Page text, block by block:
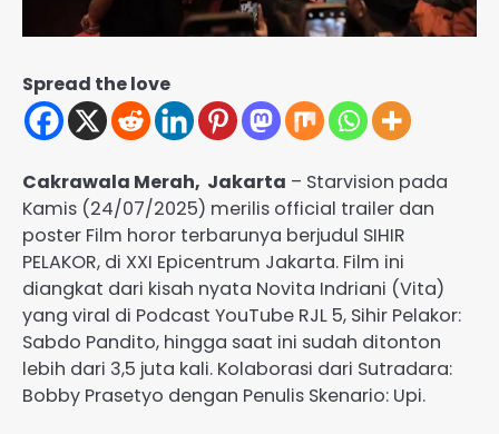
Spread the love
Cakrawala Merah, Jakarta – Starvision pada
Kamis (24/07/2025) merilis official trailer dan
poster Film horor terbarunya berjudul SIHIR
PELAKOR, di XXI Epicentrum Jakarta. Film ini
diangkat dari kisah nyata Novita Indriani (Vita)
yang viral di Podcast YouTube RJL 5, Sihir Pelakor:
Sabdo Pandito, hingga saat ini sudah ditonton
lebih dari 3,5 juta kali. Kolaborasi dari Sutradara:
Bobby Prasetyo dengan Penulis Skenario: Upi.